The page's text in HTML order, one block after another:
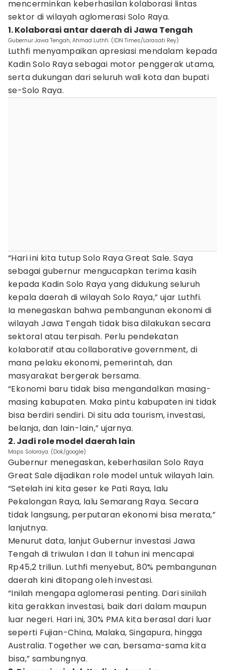
mencerminkan keberhasilan kolaborasi lintas
sektor di wilayah aglomerasi Solo Raya.
1. Kolaborasi antar daerah di Jawa Tengah
Gubernur Jawa Tengah, Ahmad Luthfi. (IDN Times/Larasati Rey)
Luthfi menyampaikan apresiasi mendalam kepada
Kadin Solo Raya sebagai motor penggerak utama,
serta dukungan dari seluruh wali kota dan bupati
se-Solo Raya.
“Hari ini kita tutup Solo Raya Great Sale. Saya
sebagai gubernur mengucapkan terima kasih
kepada Kadin Solo Raya yang didukung seluruh
kepala daerah di wilayah Solo Raya,” ujar Luthfi.
Ia menegaskan bahwa pembangunan ekonomi di
wilayah Jawa Tengah tidak bisa dilakukan secara
sektoral atau terpisah. Perlu pendekatan
kolaboratif atau collaborative government, di
mana pelaku ekonomi, pemerintah, dan
masyarakat bergerak bersama.
“Ekonomi baru tidak bisa mengandalkan masing-
masing kabupaten. Maka pintu kabupaten ini tidak
bisa berdiri sendiri. Di situ ada tourism, investasi,
belanja, dan lain-lain,” ujarnya.
2. Jadi role model daerah lain
Maps Soloraya. (Dok/google)
Gubernur menegaskan, keberhasilan Solo Raya
Great Sale dijadikan role model untuk wilayah lain.
“Setelah ini kita geser ke Pati Raya, lalu
Pekalongan Raya, lalu Semarang Raya. Secara
tidak langsung, perputaran ekonomi bisa merata,”
lanjutnya.
Menurut data, lanjut Gubernur investasi Jawa
Tengah di triwulan I dan II tahun ini mencapai
Rp45,2 triliun. Luthfi menyebut, 80% pembangunan
daerah kini ditopang oleh investasi.
“Inilah mengapa aglomerasi penting. Dari sinilah
kita gerakkan investasi, baik dari dalam maupun
luar negeri. Hari ini, 30% PMA kita berasal dari luar
seperti Fujian-China, Malaka, Singapura, hingga
Australia. Together we can, bersama-sama kita
bisa,” sambungnya.